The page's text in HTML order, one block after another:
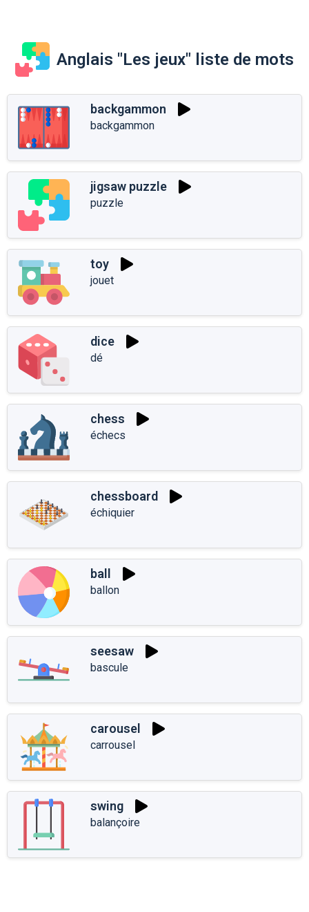
Anglais "Les jeux" liste de mots
backgammon
backgammon
jigsaw puzzle
puzzle
toy
jouet
dice
dé
chess
échecs
chessboard
échiquier
ball
ballon
seesaw
bascule
carousel
carrousel
swing
balançoire